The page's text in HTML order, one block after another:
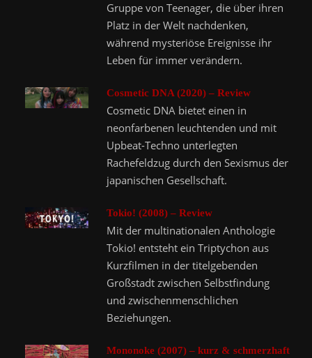
Gruppe von Teenager, die über ihren
Platz in der Welt nachdenken,
während mysteriöse Ereignisse ihr
Leben für immer verändern.
Cosmetic DNA (2020) – Review
Cosmetic DNA bietet einen in
neonfarbenen leuchtenden und mit
Upbeat-Techno unterlegten
Rachefeldzug durch den Sexismus der
japanischen Gesellschaft.
Tokio! (2008) – Review
Mit der multinationalen Anthologie
Tokio! entsteht ein Triptychon aus
Kurzfilmen in der titelgebenden
Großstadt zwischen Selbstfindung
und zwischenmenschlichen
Beziehungen.
Mononoke (2007) – kurz & schmerzhaft